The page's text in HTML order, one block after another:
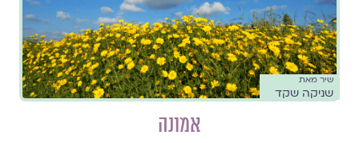
שיר מאת
שניקה שקד
אמונה